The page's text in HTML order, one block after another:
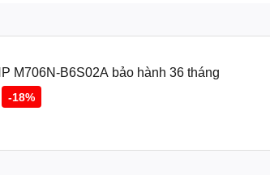
tờ/ Khay 2: 250 tờ/ Khay giấy ra: 250 tờ.
M706N-B6S02A bảo hành 36 tháng
-18%